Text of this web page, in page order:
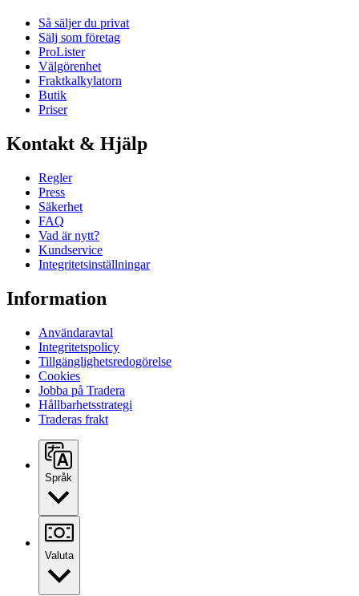
Så säljer du privat
Sälj som företag
ProLister
Välgörenhet
Fraktkalkylatorn
Butik
Priser
Kontakt & Hjälp
Regler
Press
Säkerhet
FAQ
Vad är nytt?
Kundservice
Integritetsinställningar
Information
Användaravtal
Integritetspolicy
Tillgänglighetsredogörelse
Cookies
Jobba på Tradera
Hållbarhetsstrategi
Traderas frakt
Språk
Valuta